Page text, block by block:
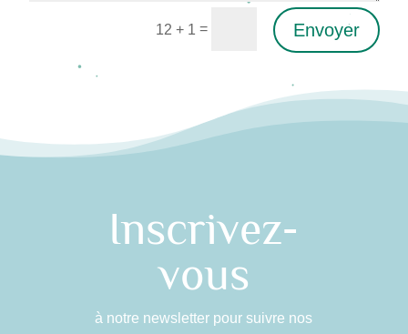
12 + 1 = Envoyer
Alternative:
Inscrivez-
vous
à notre newsletter pour suivre nos